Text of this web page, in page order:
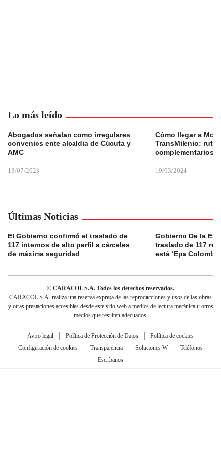
Lo más leído
Abogados señalan como irregulares
convenios ente alcaldía de Cúcuta y
AMC
13/07/2023
Cómo llegar a
TransMilenio:
complementarios
19/03/2024
Últimas Noticias
El Gobierno confirmó el traslado de
117 internos de alto perfil a cárceles
de máxima seguridad
Gobierno De la
traslado de 117
está ‘Epa
© CARACOL S.A. Todos los derechos reservados.
CARACOL S.A. realiza una reserva expresa de las reproducciones y usos de las obras
y otras prestaciones accesibles desde este sitio web a medios de lectura mecánica u otros
medios que resulten adecuados.
Aviso legal Política de Protección de Datos
Política de cookies
Configuración de cookies
Transparencia Soluciones W
Teléfonos
Escríbanos